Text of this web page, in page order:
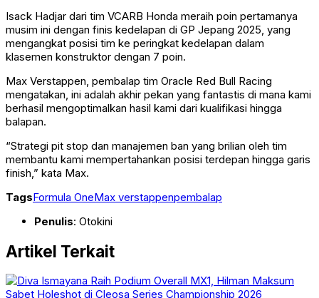
Isack Hadjar dari tim VCARB Honda meraih poin pertamanya
musim ini dengan finis kedelapan di GP Jepang 2025, yang
mengangkat posisi tim ke peringkat kedelapan dalam
klasemen konstruktor dengan 7 poin.
Max Verstappen, pembalap tim Oracle Red Bull Racing
mengatakan, ini adalah akhir pekan yang fantastis di mana kami
berhasil mengoptimalkan hasil kami dari kualifikasi hingga
balapan.
“Strategi pit stop dan manajemen ban yang brilian oleh tim
membantu kami mempertahankan posisi terdepan hingga garis
finish,” kata Max.
TagsFormula OneMax verstappenpembalap
Penulis: Otokini
Artikel Terkait